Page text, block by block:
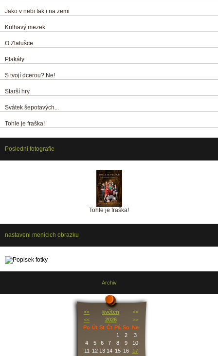
Jako v nebi tak i na zemi
Kulhavý mezek
O Zlatušce
Plakáty
S tvojí dcerou? Ne!
Starší hry
Svátek šepotavých...
Tohle je fraška!
Poslední fotografie
Tohle je fraška!
nastaveni menicich obrazku
Archiv
<< květen
>>
<<
2026
>>
Po Út St Čt Pá So Ne
1
2
3
4
5 6 7 8 9
10
11
12 13 14 15 16
17